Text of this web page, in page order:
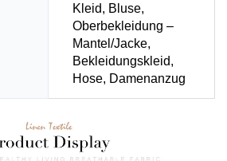
Kleid, Bluse,
Oberbekleidung –
Mantel/Jacke,
Bekleidungskleid,
Hose, Damenanzug